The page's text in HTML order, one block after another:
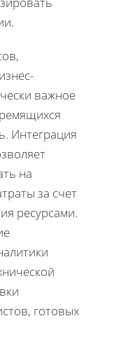
важное
Интеграция
на
за счет
ресурсами.
готовых